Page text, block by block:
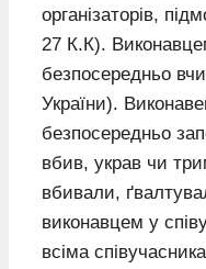
організаторів,
27 К.К).
безпосередньо
України).
безпосередньо
вбив, украв чи
вбивали,
виконавцем у
всіма